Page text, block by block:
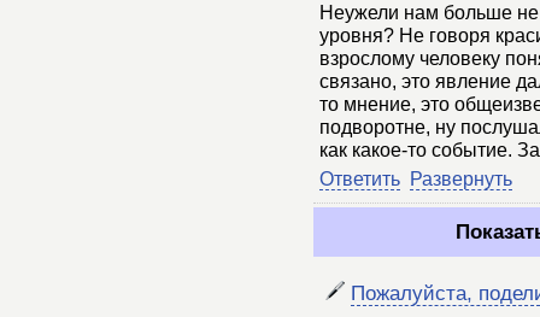
Неужели нам больше не
уровня? Не говоря
взрослому человеку
связано, это явление
то мнение, это
подворотне, ну
как какое-то событие.
Ответить Развернуть
Пожалуйста,